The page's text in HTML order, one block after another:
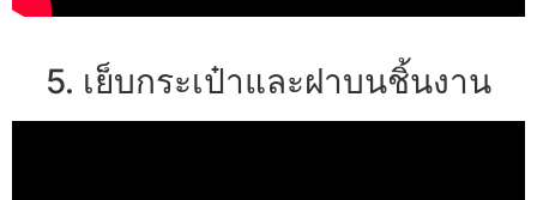
5. เย็บกระเป๋าและฝาบนชิ้นงาน